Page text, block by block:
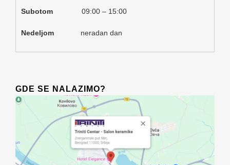
Subotom 09:00 – 15:00
Nedeljom neradan dan
GDE SE NALAZIMO?